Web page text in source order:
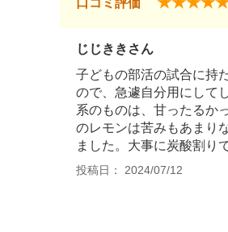
口コミ評価
じじききさん
子どもの部活の試合に持
ので、急遽自分用にして
系のものは、甘ったるか
のレモンは苦みもあまり
ました。大事に炭酸割り
投稿日： 2024/07/12